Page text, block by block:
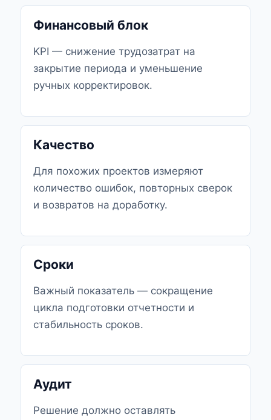
Финансовый блок
KPI — снижение трудозатрат на
закрытие периода и уменьшение
ручных корректировок.
Качество
Для похожих проектов измеряют
количество ошибок, повторных сверок
и возвратов на доработку.
Сроки
Важный показатель — сокращение
цикла подготовки отчетности и
стабильность сроков.
Аудит
Решение должно оставлять